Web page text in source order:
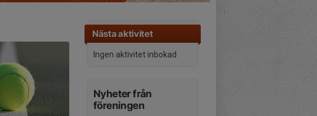
Nästa aktivitet
Ingen aktivitet inbokad
Nyheter från
föreningen